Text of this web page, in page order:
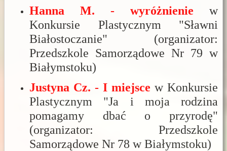
Hanna M. - wyróżnienie
w
Konkursie Plastycznym "Sławni
Białostoczanie" (organizator:
Przedszkole Samorządowe Nr 79 w
Białymstoku)
Justyna Cz. - I miejsce w Konkursie
Plastycznym "Ja i moja rodzina
pomagamy dbać o przyrodę"
(organizator: Przedszkole
Samorządowe Nr 78 w Białymstoku)